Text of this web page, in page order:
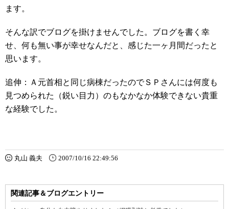
ます。
そんな訳でブログを掛けませんでした。ブログを書く幸
せ、何も無い事が幸せなんだと、感じた一ヶ月間だったと
思います。
追伸：Ａ元首相と同じ病棟だったのでＳＰさんには何度も
見つめられた（鋭い目力）のもなかなか体験できない貴重
な経験でした。
丸山 義夫 2007/10/16 22:49:56
関連記事＆ブログエントリー